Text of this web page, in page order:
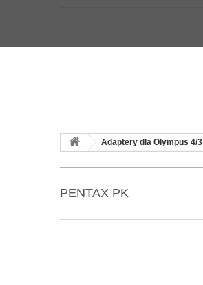
Adaptery dla Olympus 4/3
PENTAX PK